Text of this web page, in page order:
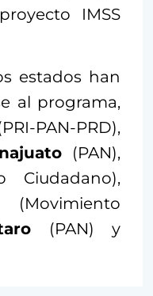
IMSS
estados han
al programa,
PAN-PRD),
(PAN),
Ciudadano),
(PAN) y